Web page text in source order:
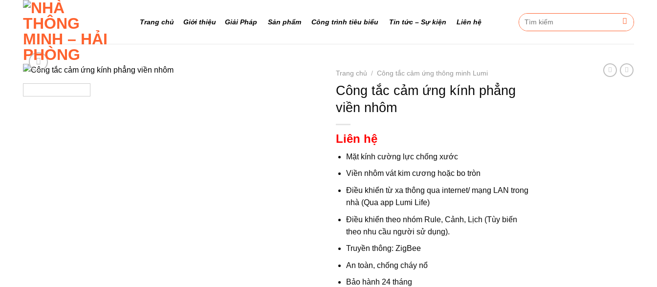
Trang chủ Giới thiệu Giải Pháp Sản phẩm Công trình tiêu biểu Tin tức – Sự kiện Liên hệ
Tìm
kiếm:
Trang chủ / Công tắc cảm ứng thông minh Lumi
Công tắc cảm ứng kính phẳng
viền nhôm
Liên hệ
Mặt kính cường lực chống xước
Viền nhôm vát kim cương hoặc bo tròn
Điều khiển từ xa thông qua internet/ mạng LAN trong
nhà (Qua app Lumi Life)
Điều khiển theo nhóm Rule, Cảnh, Lịch (Tùy biến
theo nhu cầu người sử dụng).
Truyền thông: ZigBee
An toàn, chống cháy nổ
Bảo hành 24 tháng